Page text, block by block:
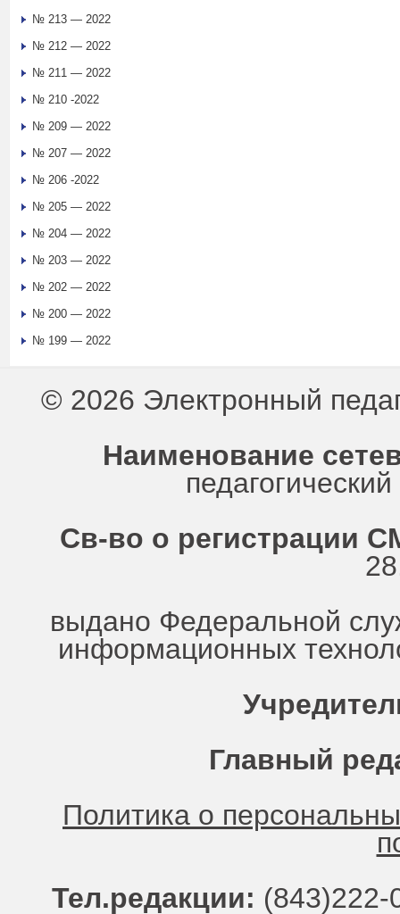
№ 213 — 2022
№ 212 — 2022
№ 211 — 2022
№ 210 -2022
№ 209 — 2022
№ 207 — 2022
№ 206 -2022
№ 205 — 2022
№ 204 — 2022
№ 203 — 2022
№ 202 — 2022
№ 200 — 2022
№ 199 — 2022
© 2026 Электронный
Наименование
Св-во о регистрации
выдано Федеральной
информационных
Главный
Политика о
Тел.редакции: